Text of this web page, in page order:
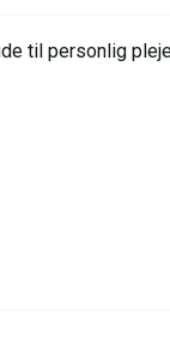
til personlig